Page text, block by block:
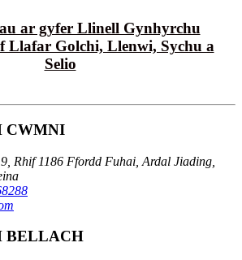
ar gyfer Llinell Gynhyrchu
Llafar Golchi, Llenwi, Sychu a
Selio
CWMNI
Rhif 1186 Ffordd Fuhai, Ardal Jiading,
BELLACH